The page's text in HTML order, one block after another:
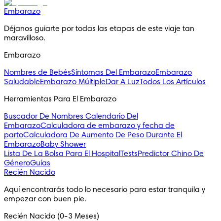
Embarazo
Déjanos guiarte por todas las etapas de este viaje tan
maravilloso.
Embarazo
Nombres de BebésSíntomas Del EmbarazoEmbarazo
SaludableEmbarazo MúltipleDar A LuzTodos Los Artículos
Herramientas Para El Embarazo
Buscador De Nombres Calendario Del
EmbarazoCalculadora de embarazo y fecha de
partoCalculadora De Aumento De Peso Durante El
EmbarazoBaby Shower
Lista De La Bolsa Para El Hospital TestsPredictor Chino De
GéneroGuías
Recién Nacido
Aquí encontrarás todo lo necesario para estar tranquila y
empezar con buen pie.
Recién Nacido (0-3 Meses)